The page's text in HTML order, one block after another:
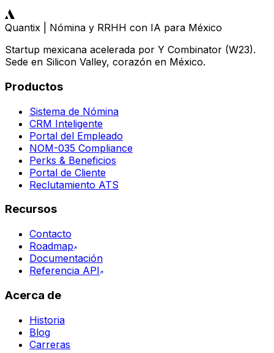
Quantix | Nómina y RRHH con IA para México
Startup mexicana acelerada por Y Combinator (W23).
Sede en Silicon Valley, corazón en México.
Productos
Sistema de Nómina
CRM Inteligente
Portal del Empleado
NOM-035 Compliance
Perks & Beneficios
Portal de Cliente
Reclutamiento ATS
Recursos
Contacto
Roadmap
Documentación
Referencia API
Acerca de
Historia
Blog
Carreras